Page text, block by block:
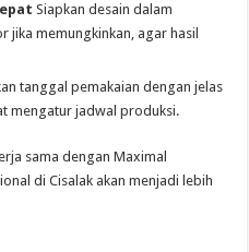
Siapkan desain dalam
memungkinkan, agar hasil
tanggal pemakaian dengan jelas
mengatur jadwal produksi.
sama dengan Maximal
di Cisalak akan menjadi lebih